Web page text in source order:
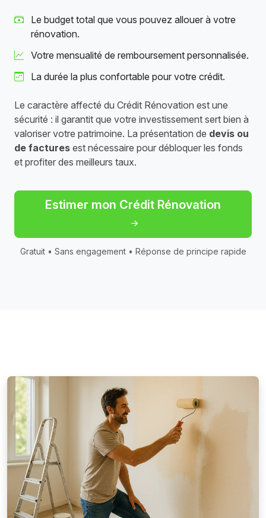
Le budget total que vous pouvez allouer à votre
rénovation.
Votre mensualité de remboursement personnalisée.
La durée la plus confortable pour votre crédit.
Le caractère affecté du Crédit Rénovation est une
sécurité : il garantit que votre investissement sert bien à
valoriser votre patrimoine. La présentation de devis ou
de factures est nécessaire pour débloquer les fonds
et profiter des meilleurs taux.
Estimer mon Crédit Rénovation
Gratuit • Sans engagement • Réponse de principe rapide